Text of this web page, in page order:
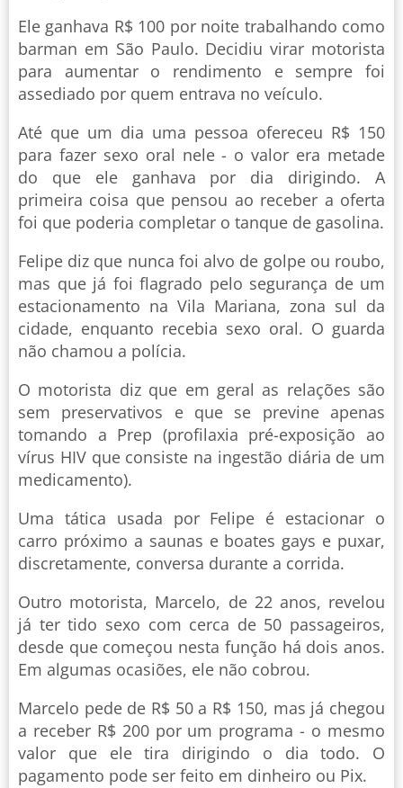
Ele ganhava R$ 100 por noite trabalhando como
barman em São Paulo. Decidiu virar motorista
para aumentar o rendimento e sempre foi
assediado por quem entrava no veículo.
Até que um dia uma pessoa ofereceu R$ 150
para fazer sexo oral nele - o valor era metade
do que ele ganhava por dia dirigindo. A
primeira coisa que pensou ao receber a oferta
foi que poderia completar o tanque de gasolina.
Felipe diz que nunca foi alvo de golpe ou roubo,
mas que já foi flagrado pelo segurança de um
estacionamento na Vila Mariana, zona sul da
cidade, enquanto recebia sexo oral. O guarda
não chamou a polícia.
O motorista diz que em geral as relações são
sem preservativos e que se previne apenas
tomando a Prep (profilaxia pré-exposição ao
vírus HIV que consiste na ingestão diária de um
medicamento).
Uma tática usada por Felipe é estacionar o
carro próximo a saunas e boates gays e puxar,
discretamente, conversa durante a corrida.
Outro motorista, Marcelo, de 22 anos, revelou
já ter tido sexo com cerca de 50 passageiros,
desde que começou nesta função há dois anos.
Em algumas ocasiões, ele não cobrou.
Marcelo pede de R$ 50 a R$ 150, mas já chegou
a receber R$ 200 por um programa - o mesmo
valor que ele tira dirigindo o dia todo. O
pagamento pode ser feito em dinheiro ou Pix.